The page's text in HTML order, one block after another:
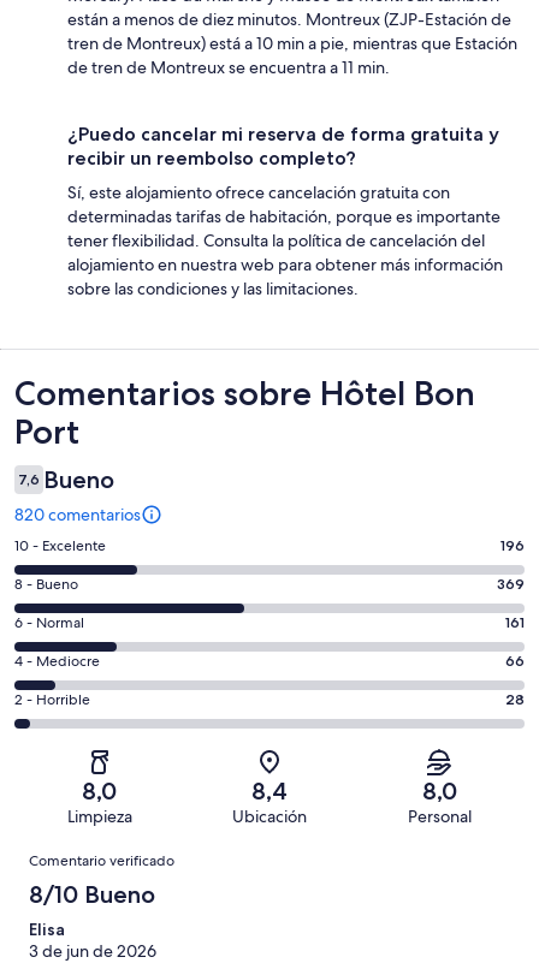
están a menos de diez minutos. Montreux (ZJP-Estación de
tren de Montreux) está a 10 min a pie, mientras que Estación
de tren de Montreux se encuentra a 11 min.
¿Puedo cancelar mi reserva de forma gratuita y
recibir un reembolso completo?
Sí, este alojamiento ofrece cancelación gratuita con
determinadas tarifas de habitación, porque es importante
tener flexibilidad. Consulta la política de cancelación del
alojamiento en nuestra web para obtener más información
sobre las condiciones y las limitaciones.
Comentarios
Comentarios sobre Hôtel Bon
Port
7,6 Bueno
820 comentarios
196
comentarios
de
un
total
de
820
con
puntuación
10 - Excelente 196
369
comentarios
de
un
total
de
puntuación
8 - Bueno 369
161
comentarios
de
un
total
puntuación
Normal
6 - Normal 161
66
comentarios
de
una
puntuación
4 - Mediocre 66
28
comentarios
820
una
puntuación
de
2 - Horrible 28
8,0
Limpieza
8,4
Ubicación
8,0
Personal
Comentarios
Comentario verificado
8/10 Bueno
Elisa
3 de jun de 2026